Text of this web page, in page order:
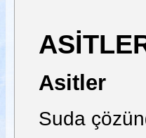
Asitler
Suda